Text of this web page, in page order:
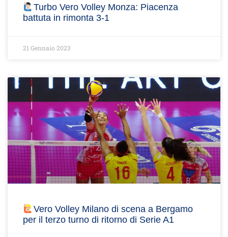
Turbo Vero Volley Monza: Piacenza
battuta in rimonta 3-1
21 Gennaio 2023
Vero Volley Milano di scena a Bergamo
per il terzo turno di ritorno di Serie A1